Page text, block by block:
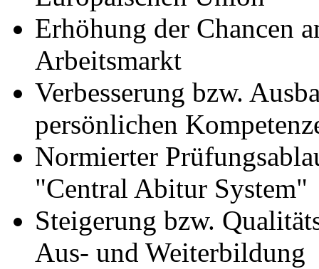
Erhöhung der Chancen
Arbeitsmarkt
Verbesserung bzw.
persönlichen
Normierter
"Central Abitur System"
Steigerung bzw.
Aus- und Weiterbildung